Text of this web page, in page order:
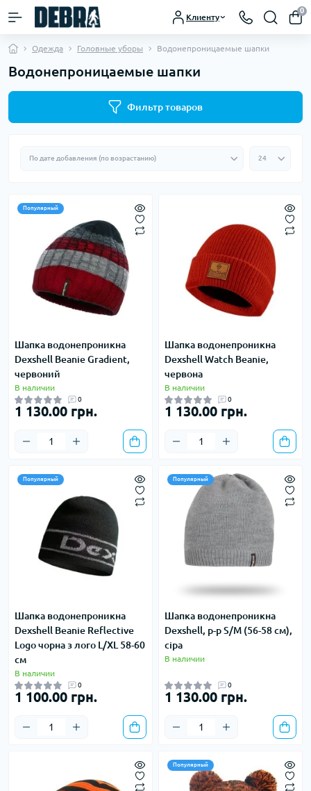
Клиенту
0
Одежда Головные уборы Водонепроницаемые шапки
Водонепроницаемые шапки
Фильтр товаров
Популярный
Шапка водонепроникна
Dexshell Beanie Gradient,
червоний
В наличии
0
1 130.00 грн.
Шапка водонепроникна
Dexshell Watch Beanie,
червона
В наличии
0
1 130.00 грн.
Популярный
Шапка водонепроникна
Dexshell Beanie Reflective
Logo чорна з лого L/XL 58-60
см
В наличии
0
1 100.00 грн.
Популярный
Шапка водонепроникна
Dexshell, р-р S/M (56-58 см),
сіра
В наличии
0
1 130.00 грн.
Популярный